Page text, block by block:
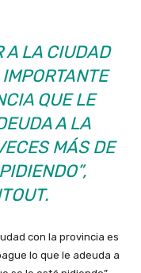
A LA CIUDAD
QUE LE
A LA
MÁS DE
con la provincia es
lo que le adeuda a